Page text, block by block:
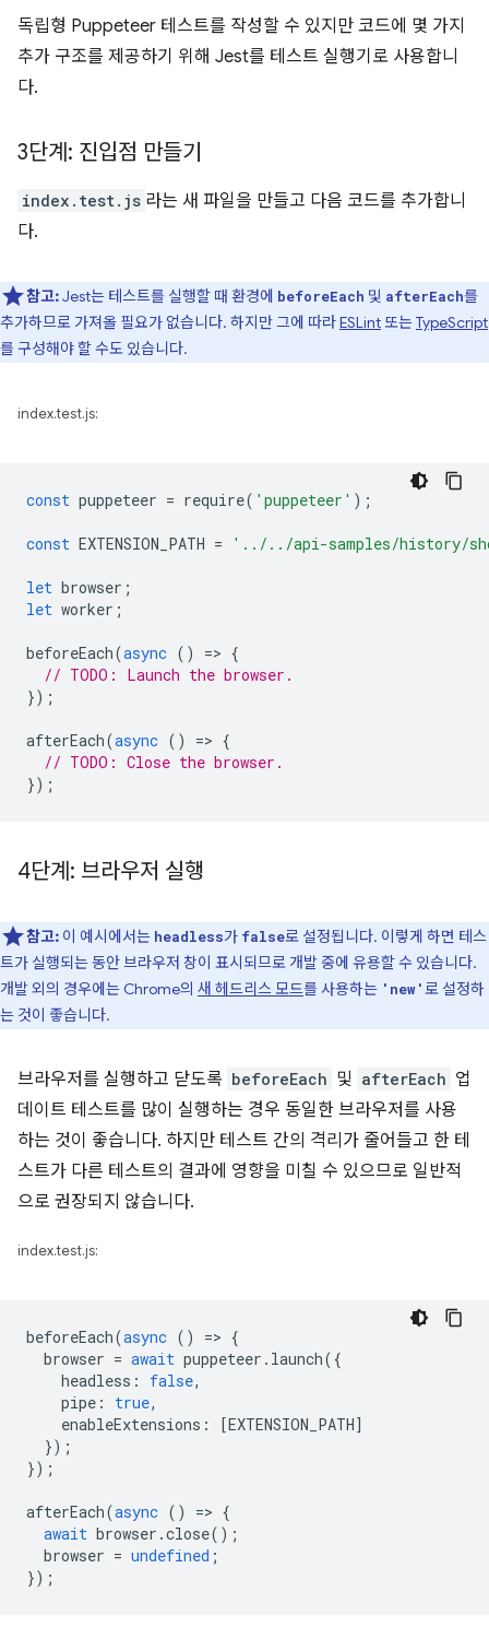
독립형 Puppeteer 테스트를 작성할 수 있지만 코드에 몇 가지
추가 구조를 제공하기 위해 Jest를 테스트 실행기로 사용합니
다.
3단계: 진입점 만들기
index.test.js 라는 새 파일을 만들고 다음 코드를 추가합니
다.
참고:Jest는 테스트를 실행할 때 환경에 beforeEach 및 afterEach를
추가하므로 가져올 필요가 없습니다. 하지만 그에 따라ESLint 또는TypeScript
를 구성해야 할 수도 있습니다.
index.test.js:
const puppeteer = require( 'puppeteer' );
const EXTENSION_PATH = '../../api-samples/history/
let browser ;
let worker ;
beforeEach(async () => {
// TODO: Launch the browser.
});
afterEach(async () => {
// TODO: Close the browser.
});
4단계: 브라우저 실행
참고: 이 예시에서는 headless가 false로 설정됩니다. 이렇게 하면 테스
트가 실행되는 동안 브라우저 창이 표시되므로 개발 중에 유용할 수 있습니다.
개발 외의 경우에는 Chrome의 새 헤드리스 모드를 사용하는 'new'로 설정하
는 것이 좋습니다.
브라우저를 실행하고 닫도록 beforeEach 및 afterEach 업
데이트 테스트를 많이 실행하는 경우 동일한 브라우저를 사용
하는 것이 좋습니다. 하지만 테스트 간의 격리가 줄어들고 한 테
스트가 다른 테스트의 결과에 영향을 미칠 수 있으므로 일반적
으로 권장되지 않습니다.
index.test.js:
beforeEach(async () => {
browser = await puppeteer . launch({
headless : false,
pipe : true,
enableExtensions : [EXTENSION_PATH]
});
});
afterEach(async () => {
await browser .close();
browser = undefined ;
});